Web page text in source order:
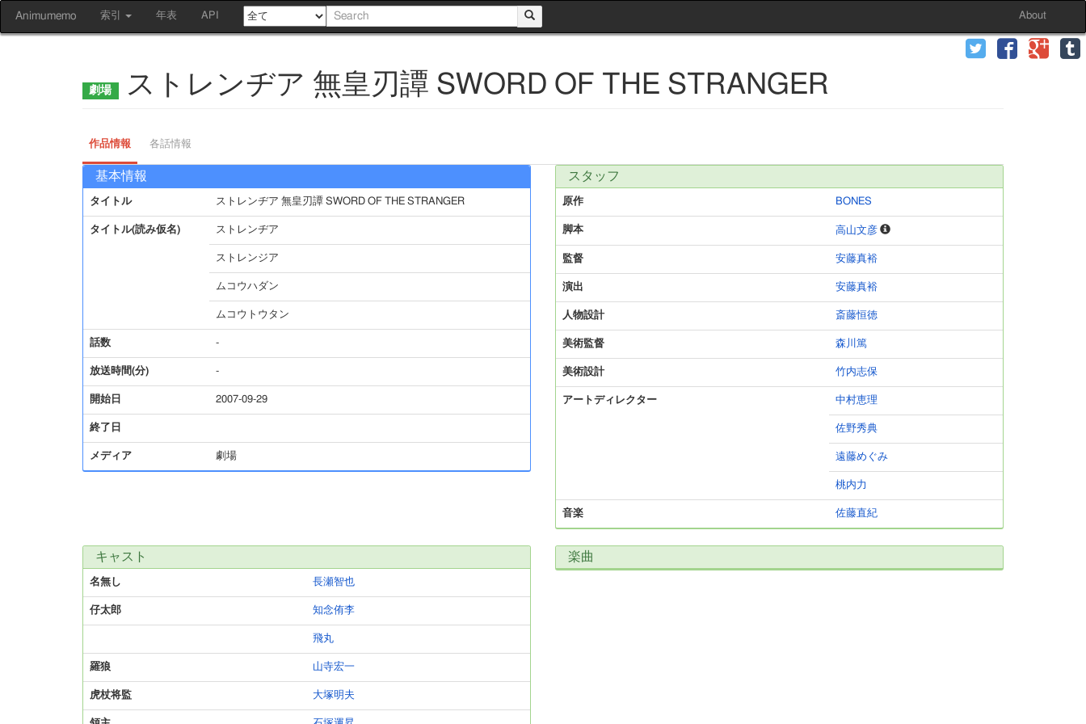
Animumemo 索引 年表 API About
ストレンヂア 無皇刃譚 SWORD OF THE STRANGER
作品情報 各話情報
基本情報
タイトル ストレンヂア 無皇刃譚 SWORD OF THE STRANGER
タイトル(読み仮名) ストレンヂア
ストレンジア
ムコウハダン
ムコウトウタン
話数 -
放送時間(分) -
開始日 2007-09-29
終了日
メディア 劇場
スタッフ
原作 BONES
脚本 高山文彦
監督 安藤真裕
演出 安藤真裕
人物設計 斎藤恒徳
美術監督 森川篤
美術設計 竹内志保
アートディレクター 中村恵理
佐野秀典
遠藤めぐみ
桃内力
音楽 佐藤直紀
キャスト
名無し 長瀬智也
仔太郎 知念侑李
飛丸
羅狼 山寺宏一
虎杖将監 大塚明夫
楽曲